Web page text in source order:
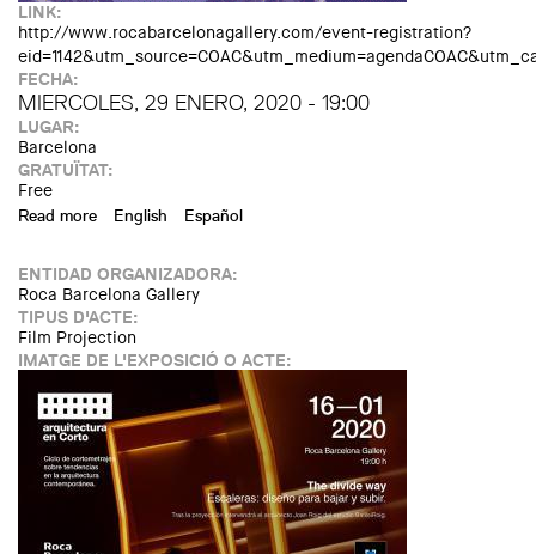
LINK:
http://www.rocabarcelonagallery.com/event-registration?
FECHA:
MIERCOLES, 29 ENERO, 2020 - 19:00
LUGAR:
Barcelona
GRATUÏTAT:
Free
Read more about Inauguració de l'exposició "Mars de plàstic. Del
English Español
ENTIDAD ORGANIZADORA:
Roca Barcelona Gallery
TIPUS D'ACTE:
Film Projection
IMATGE DE L'EXPOSICIÓ O ACTE: